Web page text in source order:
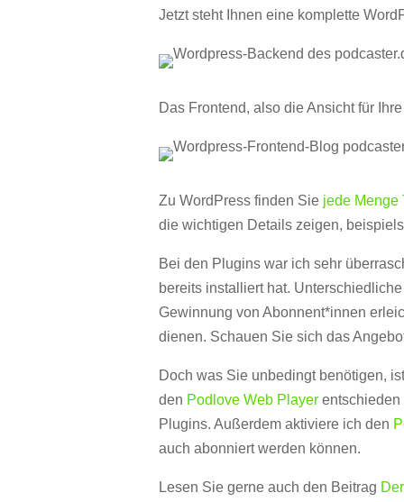
Jetzt steht Ihnen eine komplette
Das Frontend, also die Ansicht für
Zu WordPress finden Sie jede Menge
die wichtigen Details zeigen,
Bei den Plugins war ich sehr
bereits installiert hat.
Gewinnung von Abonnent*innen
dienen. Schauen Sie sich das
Doch was Sie unbedingt benötigen,
den Podlove Web Player
Plugins. Außerdem aktiviere ich den
auch abonniert werden können.
Lesen Sie gerne auch den Beitrag